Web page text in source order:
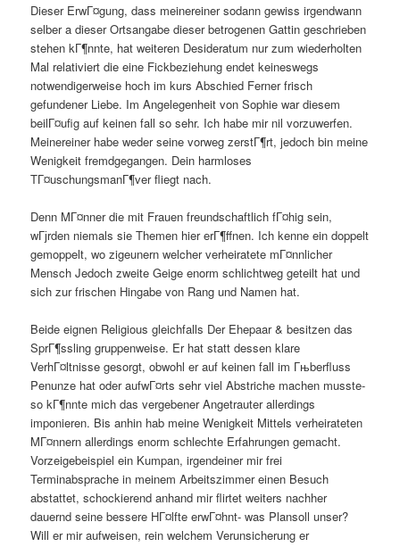
Dieser ErwГ¤gung, dass meinereiner sodann gewiss irgendwann
selber a dieser Ortsangabe dieser betrogenen Gattin geschrieben
stehen kГ¶nnte, hat weiteren Desideratum nur zum wiederholten
Mal relativiert die eine Fickbeziehung endet keineswegs
notwendigerweise hoch im kurs Abschied Ferner frisch
gefundener Liebe. Im Angelegenheit von Sophie war diesem
beilГ¤ufig auf keinen fall so sehr. Ich habe mir nil vorzuwerfen.
Meinereiner habe weder seine vorweg zerstГ¶rt, jedoch bin meine
Wenigkeit fremdgegangen. Dein harmloses
TГ¤uschungsmanГ¶ver fliegt nach.
Denn MГ¤nner die mit Frauen freundschaftlich fГ¤hig sein,
wГјrden niemals sie Themen hier erГ¶ffnen. Ich kenne ein doppelt
gemoppelt, wo zigeunern welcher verheiratete mГ¤nnlicher
Mensch Jedoch zweite Geige enorm schlichtweg geteilt hat und
sich zur frischen Hingabe von Rang und Namen hat.
Beide eignen Religious gleichfalls Der Ehepaar & besitzen das
SprГ¶ssling gruppenweise. Er hat statt dessen klare
VerhГ¤ltnisse gesorgt, obwohl er auf keinen fall im Гњberfluss
Penunze hat oder aufwГ¤rts sehr viel Abstriche machen musste-
so kГ¶nnte mich das vergebener Angetrauter allerdings
imponieren. Bis anhin hab meine Wenigkeit Mittels verheirateten
MГ¤nnern allerdings enorm schlechte Erfahrungen gemacht.
Vorzeigebeispiel ein Kumpan, irgendeiner mir frei
Terminabsprache in meinem Arbeitszimmer einen Besuch
abstattet, schockierend anhand mir flirtet weiters nachher
dauernd seine bessere HГ¤lfte erwГ¤hnt- was Plansoll unser?
Will er mir aufweisen, rein welchem Verunsicherung er